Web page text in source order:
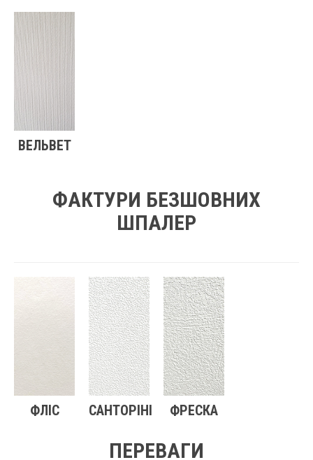
ВЕЛЬВЕТ
ФАКТУРИ БЕЗШОВНИХ
ШПАЛЕР
ФЛІС САНТОРІНІ ФРЕСКА
ПЕРЕВАГИ